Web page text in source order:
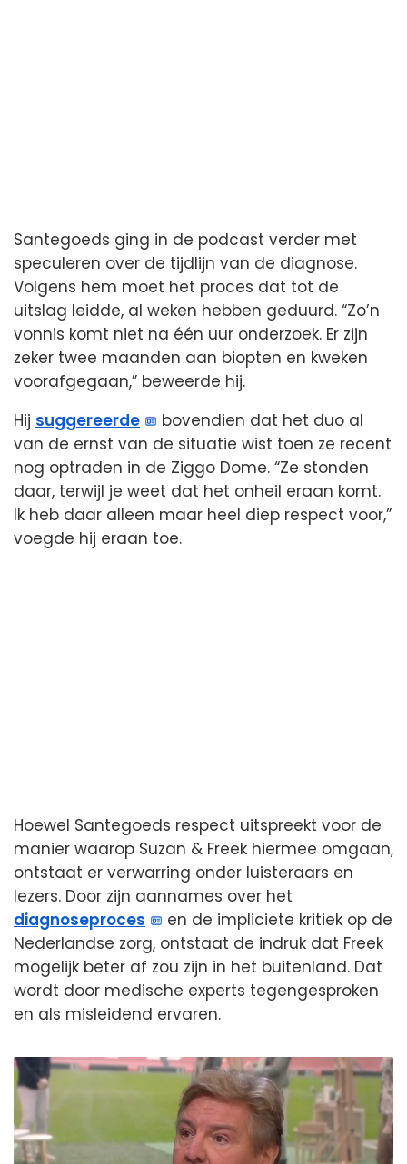
Santegoeds ging in de podcast verder met
speculeren over de tijdlijn van de diagnose.
Volgens hem moet het proces dat tot de
uitslag leidde, al weken hebben geduurd. “Zo’n
vonnis komt niet na één uur onderzoek. Er zijn
zeker twee maanden aan biopten en kweken
voorafgegaan,” beweerde hij.
Hij suggereerde
bovendien dat het duo al
van de ernst van de situatie wist toen ze recent
nog optraden in de Ziggo Dome. “Ze stonden
daar, terwijl je weet dat het onheil eraan komt.
Ik heb daar alleen maar heel diep respect voor,”
voegde hij eraan toe.
Hoewel Santegoeds respect uitspreekt voor de
manier waarop Suzan & Freek hiermee omgaan,
ontstaat er verwarring onder luisteraars en
lezers. Door zijn aannames over het
diagnoseproces
en de impliciete kritiek op de
Nederlandse zorg, ontstaat de indruk dat Freek
mogelijk beter af zou zijn in het buitenland. Dat
wordt door medische experts tegengesproken
en als misleidend ervaren.